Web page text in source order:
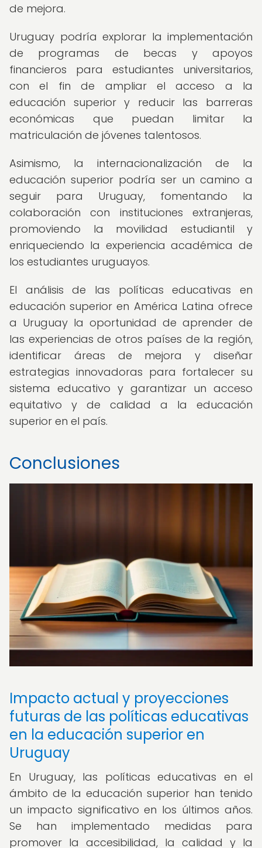
de mejora.
Uruguay podría explorar la implementación
de programas de becas y apoyos
financieros para estudiantes universitarios,
con el fin de ampliar el acceso a la
educación superior y reducir las barreras
económicas que puedan limitar la
matriculación de jóvenes talentosos.
Asimismo, la internacionalización de la
educación superior podría ser un camino a
seguir para Uruguay, fomentando la
colaboración con instituciones extranjeras,
promoviendo la movilidad estudiantil y
enriqueciendo la experiencia académica de
los estudiantes uruguayos.
El análisis de las políticas educativas en
educación superior en América Latina ofrece
a Uruguay la oportunidad de aprender de
las experiencias de otros países de la región,
identificar áreas de mejora y diseñar
estrategias innovadoras para fortalecer su
sistema educativo y garantizar un acceso
equitativo y de calidad a la educación
superior en el país.
Conclusiones
Impacto actual y proyecciones
futuras de las políticas educativas
en la educación superior en
Uruguay
En Uruguay, las políticas educativas en el
ámbito de la educación superior han tenido
un impacto significativo en los últimos años.
Se han implementado medidas para
promover la accesibilidad, la calidad y la